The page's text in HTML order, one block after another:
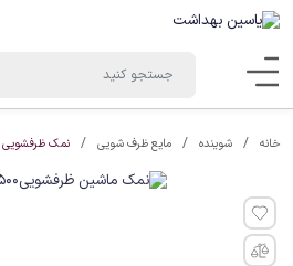
خانه شوینده مایع ظرف شویی نمک ظرفشویی